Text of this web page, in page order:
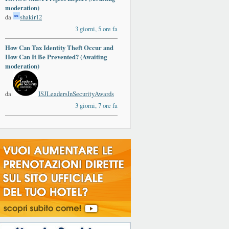
moderation)
da
shakir12
3 giorni, 5 ore fa
How Can Tax Identity Theft Occur and
How Can It Be Prevented? (Awaiting
moderation)
da
ISJLeadersInSecurityAwards
3 giorni, 7 ore fa